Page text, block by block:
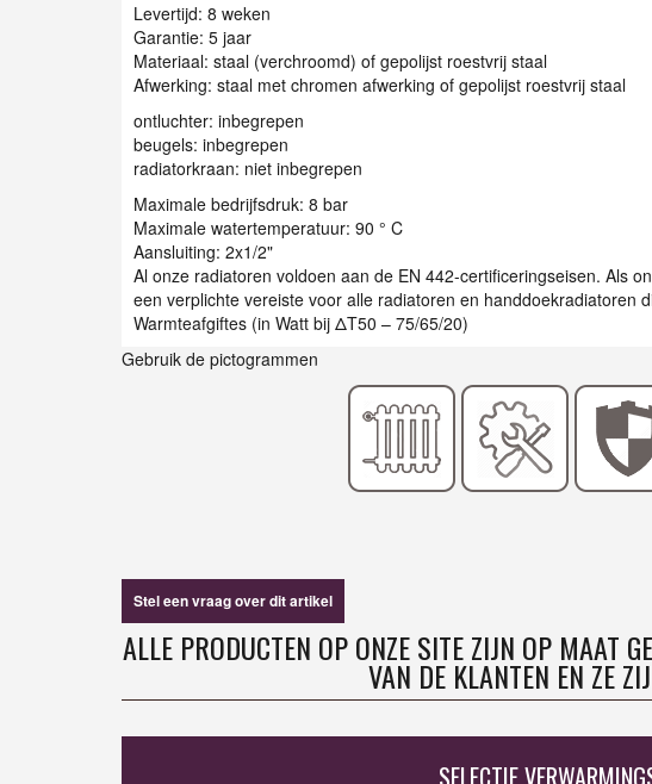
Levertijd: 8 weken
Garantie: 5 jaar
Materiaal: staal (verchroomd) of gepolijst roestvrij staal
Afwerking: staal met chromen afwerking of gepolijst roestvrij staal
ontluchter: inbegrepen
beugels: inbegrepen
radiatorkraan: niet inbegrepen
Maximale bedrijfsdruk: 8 bar
Maximale watertemperatuur: 90 ° C
Aansluiting: 2x1/2"
Al onze radiatoren voldoen aan de EN 442-certificeringseisen. Als
een verplichte vereiste voor alle radiatoren en handdoekradiatoren
Warmteafgiftes (in Watt bij ΔT50 – 75/65/20)
Gebruik de pictogrammen
Stel een vraag over dit artikel
ALLE PRODUCTEN OP ONZE SITE ZIJN OP MAAT
VAN DE KLANTEN EN ZE